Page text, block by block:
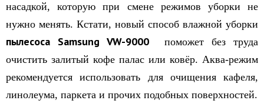
насадкой, которую при смене режимов уборки не
нужно менять. Кстати, новый способ влажной уборки
пылесоса Samsung VW-9000 поможет без труда
очистить залитый кофе палас или ковёр. Аква-режим
рекомендуется использовать для очищения кафеля,
линолеума, паркета и прочих подобных поверхностей.